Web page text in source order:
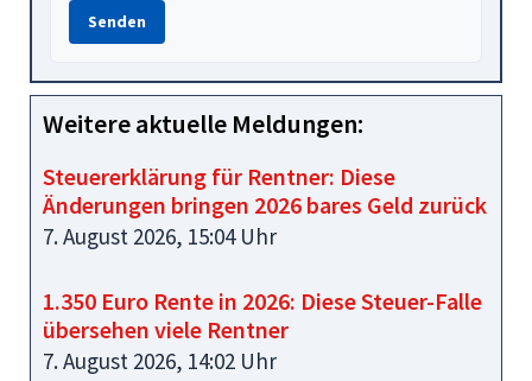
Senden
Weitere aktuelle Meldungen:
Steuererklärung für Rentner: Diese
Änderungen bringen 2026 bares Geld zurück
7. August 2026, 15:04 Uhr
1.350 Euro Rente in 2026: Diese Steuer-Falle
übersehen viele Rentner
7. August 2026, 14:02 Uhr